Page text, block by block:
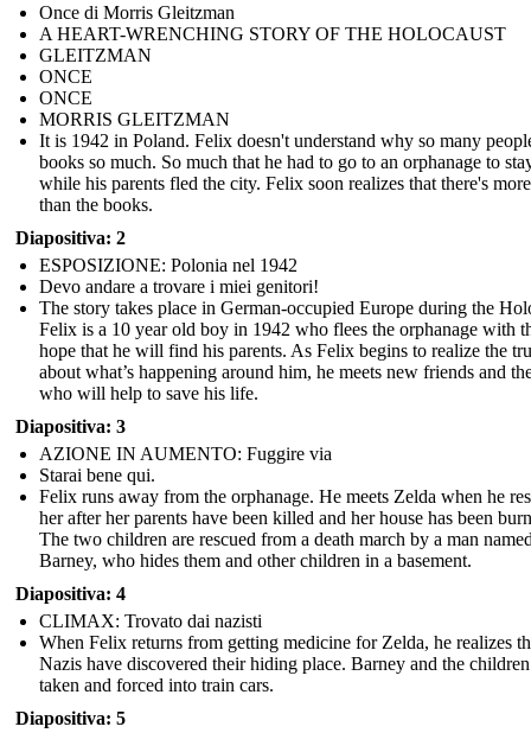
Once di Morris Gleitzman
A HEART-WRENCHING STORY OF THE HOLOCAUST
GLEITZMAN
ONCE
ONCE
MORRIS GLEITZMAN
It is 1942 in Poland. Felix doesn't understand why so many
books so much. So much that he had to go to an orphanage to
while his parents fled the city. Felix soon realizes that there's
than the books.
Diapositiva: 2
ESPOSIZIONE: Polonia nel 1942
Devo andare a trovare i miei genitori!
The story takes place in German-occupied Europe during the
Felix is a 10 year old boy in 1942 who flees the orphanage with
hope that he will find his parents. As Felix begins to realize the
about what’s happening around him, he meets new friends and
who will help to save his life.
Diapositiva: 3
AZIONE IN AUMENTO: Fuggire via
Starai bene qui.
Felix runs away from the orphanage. He meets Zelda when he
her after her parents have been killed and her house has been
The two children are rescued from a death march by a man
Barney, who hides them and other children in a basement.
Diapositiva: 4
CLIMAX: Trovato dai nazisti
When Felix returns from getting medicine for Zelda, he realizes
Nazis have discovered their hiding place. Barney and the
taken and forced into train cars.
Diapositiva: 5